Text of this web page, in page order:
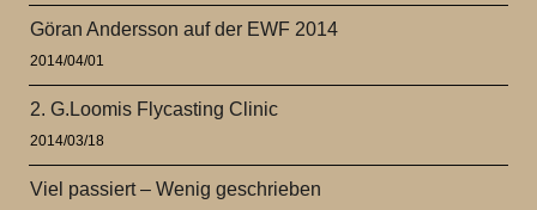
Göran Andersson auf der EWF 2014
2014/04/01
2. G.Loomis Flycasting Clinic
2014/03/18
Viel passiert – Wenig geschrieben